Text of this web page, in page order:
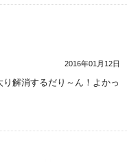
2016年01月12日
解消するだり～ん！よかっ